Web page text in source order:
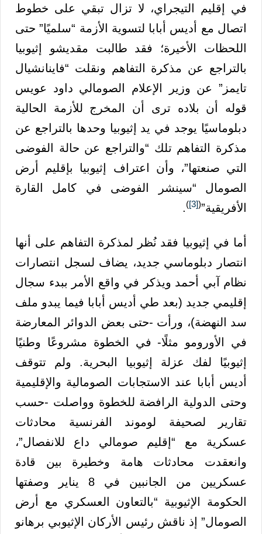
في إقليم التيجراي، لا تزال تبقي على خطوط
اتصال مع أديس أبابا لتسوية الأزمة “سلميًا” حتى
اللحظات الأخيرة؛ فقد طالبت مقديشو إثيوبيا
بالتراجع عن مذكرة التفاهم ونقلت “فاينانشيال
تايمز” عن وزير الإعلام الصومالي داود عويس
قوله أن بلاده ترى أن المخرج للأزمة الحالية
دبلوماسيًا يوجد في يد إثيوبيا وحدها بالتراجع عن
مذكرة التفاهم تلك “والتراجع عن حالة الفوضى
التي صنعتها”، وأن اعتراف إثيوبيا بإقليم أرض
الصومال “سينشر الفوضى في كامل القارة
الأفريقية”(
[3]
)
.
أما في إثيوبيا فقد نُظر لمذكرة التفاهم على أنها
انتصار دبلوماسي جديد، يضاف لسجل انتصارات
نظام آبي أحمد ويذكر في واقع الأمر ببدء سجال
إقليمي جديد (بعد طي أديس أبابا فيما يبدو ملف
سد النهضة)، ورأت -حتى بعض الدوائر المعارضة
في الأورومو مثلًا- في الخطوة مشروعًا وطنيًا
إثيوبيًا لفك عزلة إثيوبيا البحرية. ولم تتوقف
أديس أبابا عند الاستجابات الصومالية والإقليمية
وحتى الدولية الرافضة للخطوة وواصلت -حسب
تقارير لصحيفة لوموند الفرنسية محادثات
عسكرية مع “إقليم صومالي داع للانفصال”،
وانعقدت محادثات هامة وخطيرة بين قادة
عسكريين من الجانبين في 8 يناير وصفتها
الحكومة الإثيوبية “بالتعاون العسكري مع أرض
الصومال” إذ ناقش رئيس الأركان الإثيوبي برهانو